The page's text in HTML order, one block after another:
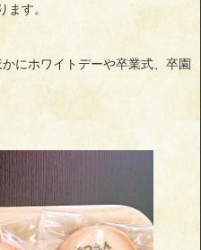
ます。
にホワイトデーや卒業式、卒園